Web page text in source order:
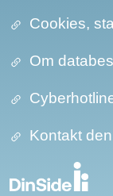
Cookies,
Om
Kontakt